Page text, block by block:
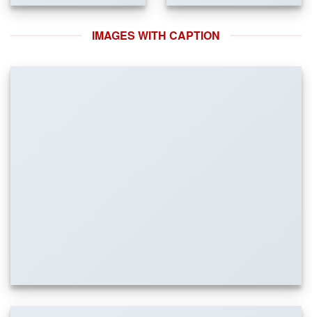
IMAGES WITH CAPTION